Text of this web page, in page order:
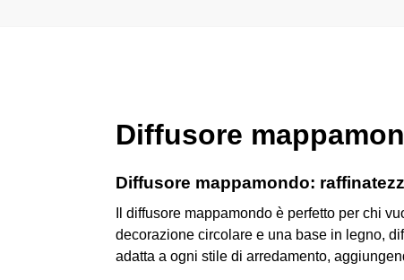
Diffusore
Diffusore mappamondo:
Il diffusore mappamondo è perfetto per chi
decorazione circolare e una base in legno,
adatta a ogni stile di arredamento,